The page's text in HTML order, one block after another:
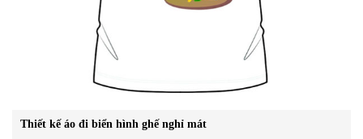
Thiết kế áo đi biển hình ghế nghỉ mát